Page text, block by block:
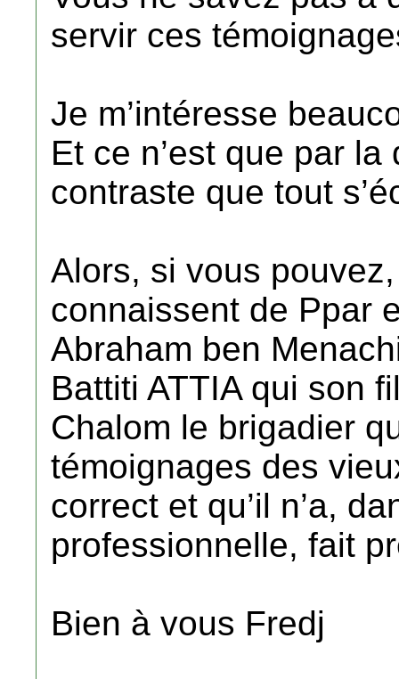
servir ces
Je m’intéresse
Et ce n’est que par
contraste que tout
Alors, si vous
connaissent de Ppar
Abraham ben
Battiti ATTIA qui son
Chalom le brigadier
témoignages des
correct et qu’il n’a,
professionnelle, fait
Bien à vous Fredj